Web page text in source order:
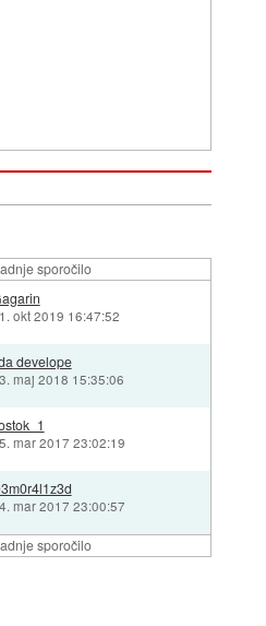
sporočilo
sporočilo
okt 2019 16:47:52
develope
maj 2018 15:35:06
mar 2017 23:02:19
mar 2017 23:00:57